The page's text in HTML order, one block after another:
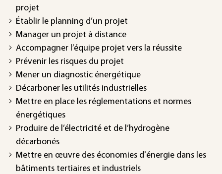
projet
Établir le planning d’un projet
Manager un projet à distance
Accompagner l’équipe projet vers la réussite
Prévenir les risques du projet
Mener un diagnostic énergétique
Décarboner les utilités industrielles
Mettre en place les réglementations et normes
énergétiques
Produire de l’électricité et de l’hydrogène
décarbonés
Mettre en œuvre des économies d'énergie dans les
bâtiments tertiaires et industriels